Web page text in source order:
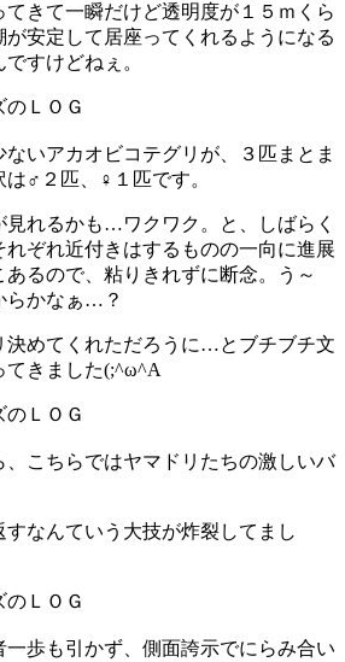
きて一瞬だけど透明度が１５ｍくら
安定して居座ってくれるようになる
すけどねぇ。
ないアカオビコテグリが、３匹まとま
♂２匹、♀１匹です。
見れるかも…ワクワク。と、しばらく
ぞれ近付きはするものの一向に進展
るので、粘りきれずに断念。う～
らかなぁ…？
決めてくれただろうに…とブチブチ文
てきました(;^ω^A
、こちらではヤマドリたちの激しいバ
なんていう大技が炸裂してまし
歩も引かず、側面誇示でにらみ合い